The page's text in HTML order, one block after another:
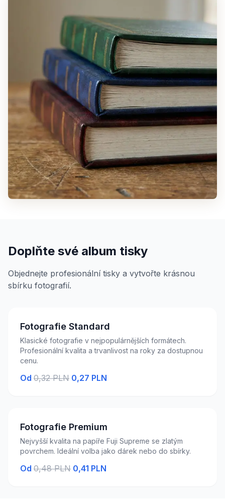
Doplňte své album tisky
Objednejte profesionální tisky a vytvořte krásnou
sbírku fotografií.
Fotografie Standard
Klasické fotografie v nejpopulárnějších formátech.
Profesionální kvalita a trvanlivost na roky za dostupnou
cenu.
Od 0,32 PLN 0,27 PLN
Fotografie Premium
Nejvyšší kvalita na papíře Fuji Supreme se zlatým
povrchem. Ideální volba jako dárek nebo do sbírky.
Od 0,48 PLN 0,41 PLN